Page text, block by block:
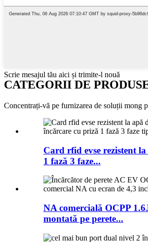
Scrie mesajul tău aici și trimite-l nouă
CATEGORII DE
Concentrați-vă pe furnizarea de soluții mong
Card rfid evse rezistent
1 fază 3 faze...
NA comercială OCPP
montată pe perete...